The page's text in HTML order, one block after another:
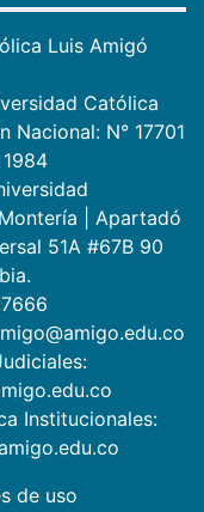
Luis Amigó
Católica
Nacional: N° 17701
Montería
Apartadó
51A #67B 90
Institucionales:
de uso